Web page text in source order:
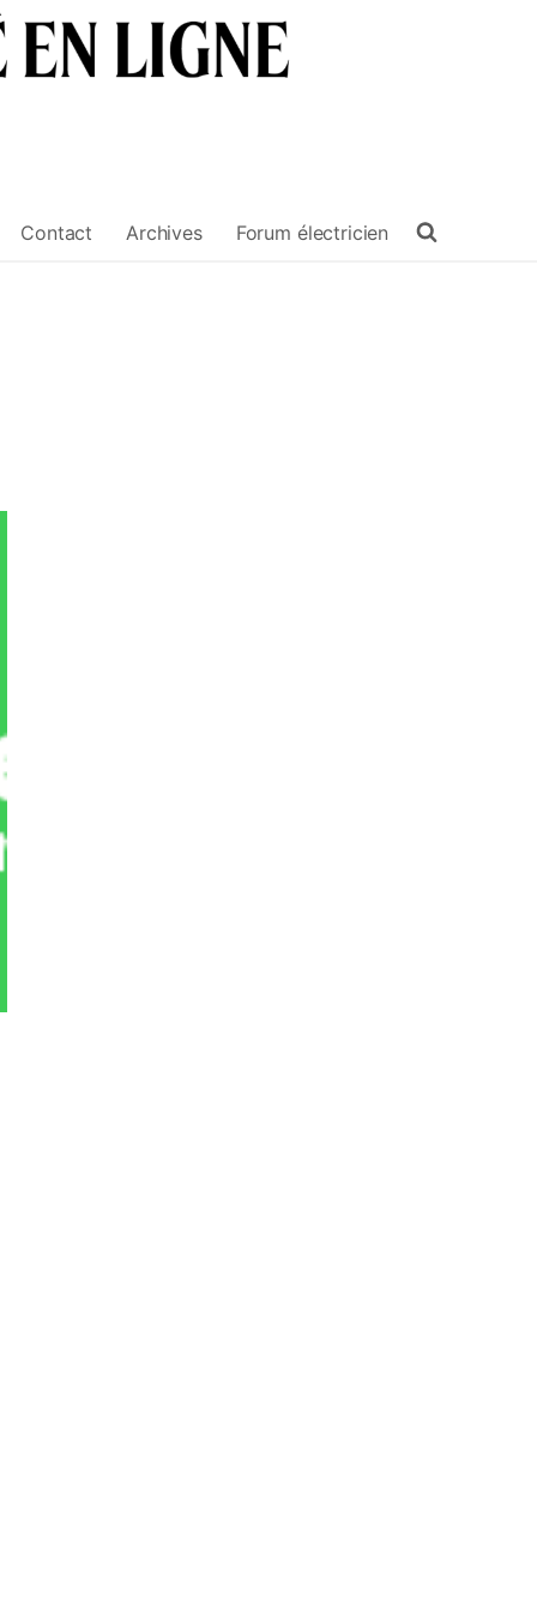
Contact Archives Forum électricien